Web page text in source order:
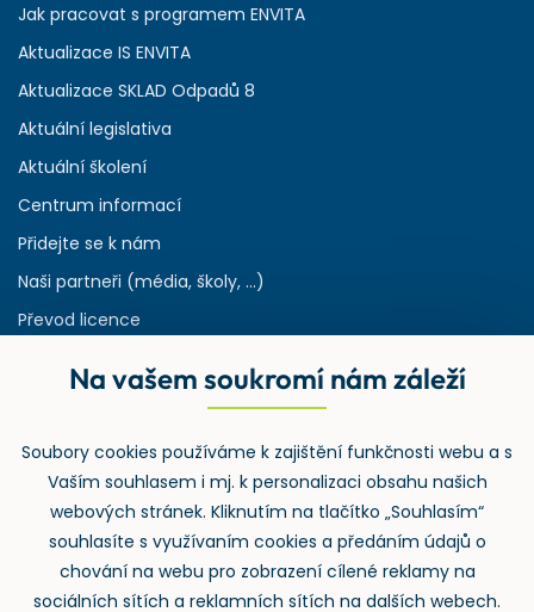
Jak pracovat s programem ENVITA
Aktualizace IS ENVITA
Aktualizace SKLAD Odpadů 8
Aktuální legislativa
Aktuální školení
Centrum informací
Přidejte se k nám
Naši partneři (média, školy, ...)
Převod licence
Rejstřík používaných zkratek v odpadech
Zpětný odběr
Na vašem soukromí nám záleží
Soubory cookies používáme k zajištění funkčnosti webu a s
Vaším souhlasem i mj. k personalizaci obsahu našich
webových stránek. Kliknutím na tlačítko „Souhlasím“
souhlasíte s využívaním cookies a předáním údajů o
chování na webu pro zobrazení cílené reklamy na
sociálních sítích a reklamních sítích na dalších webech.